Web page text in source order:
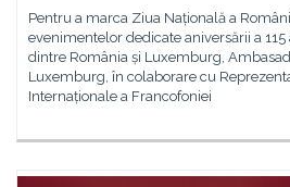
Pentru a marca Ziua Națională a
evenimentelor dedicate aniversării a
dintre România și Luxemburg,
Luxemburg, în colaborare cu
Internaționale a Francofoniei